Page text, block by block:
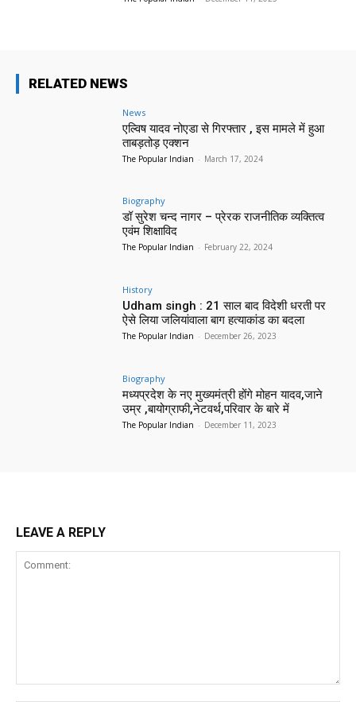
RELATED NEWS
News
एल्विष यादव नोएडा से गिरफ्तार , इस मामले में हुआ
ताबड़तोड़ एक्शन
The Popular Indian - March 17, 2024
Biography
डॉ सुरेश चन्द नागर – प्रेरक राजनीतिक व्यक्तित्व
एवंम शिक्षाविद
The Popular Indian - February 22, 2024
History
Udham singh : 21 साल बाद विदेशी धरती पर
ऐसे लिया जलियांवाला बाग हत्याकांड का बदला
The Popular Indian - December 26, 2023
Biography
मध्यप्रदेश के नए मुख्यमंत्री होंगे मोहन यादव,जाने
उम्र ,बायोग्राफी,नेटवर्थ,परिवार के बारे में
The Popular Indian - December 11, 2023
LEAVE A REPLY